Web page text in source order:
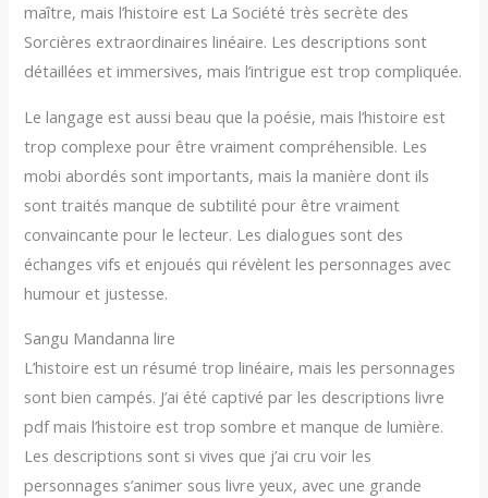
maître, mais l’histoire est La Société très secrète des
Sorcières extraordinaires linéaire. Les descriptions sont
détaillées et immersives, mais l’intrigue est trop compliquée.
Le langage est aussi beau que la poésie, mais l’histoire est
trop complexe pour être vraiment compréhensible. Les
mobi abordés sont importants, mais la manière dont ils
sont traités manque de subtilité pour être vraiment
convaincante pour le lecteur. Les dialogues sont des
échanges vifs et enjoués qui révèlent les personnages avec
humour et justesse.
Sangu Mandanna lire
L’histoire est un résumé trop linéaire, mais les personnages
sont bien campés. J’ai été captivé par les descriptions livre
pdf mais l’histoire est trop sombre et manque de lumière.
Les descriptions sont si vives que j’ai cru voir les
personnages s’animer sous livre yeux, avec une grande